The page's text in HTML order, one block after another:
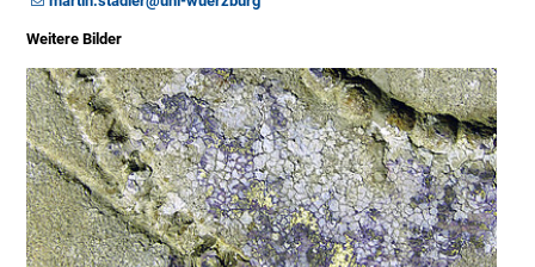
Weitere Bilder